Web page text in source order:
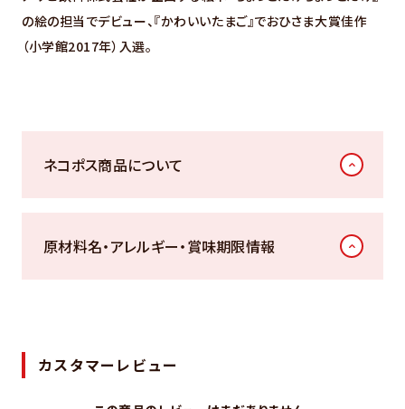
の絵の担当でデビュー、『かわいいたまご』でおひさま大賞佳作
（小学館2017年）入選。
ネコポス商品について
原材料名・アレルギー・賞味期限情報
カスタマーレビュー